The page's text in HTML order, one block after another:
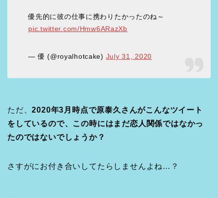
優先的に彼の仕事に携わりたかったのね～
pic.twitter.com/Hmw6ARazXb
— 優 (@royalhotcake) July 31, 2020
ただ、2020年3月時点で原泰久さんがこんなツイート
をしているので、この時にはまだ恋人関係ではなかっ
たのではないでしょうか？
さすがにお付き合いしてたらしませんよね…？